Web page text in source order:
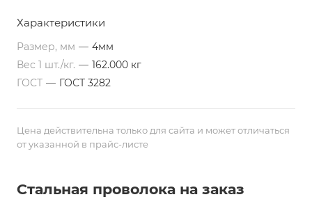
Характеристики
Размер, мм — 4мм
Вес 1 шт./кг. — 162.000 кг
ГОСТ — ГОСТ 3282
Цена действительна только для сайта и может отличаться
от указанной в прайс-листе
Стальная проволока на заказ